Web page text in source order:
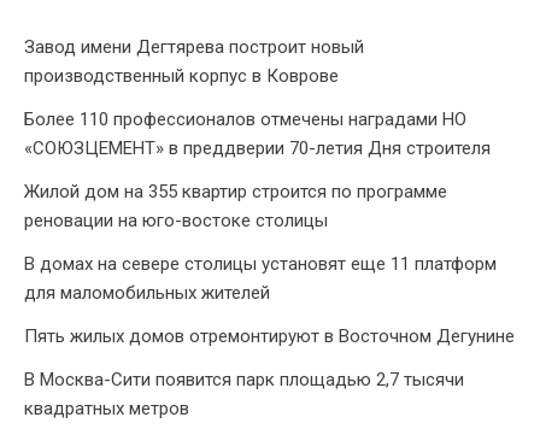
Завод имени Дегтярева построит новый
производственный корпус в Коврове
Более 110 профессионалов отмечены наградами НО
«СОЮЗЦЕМЕНТ» в преддверии 70-летия Дня строителя
Жилой дом на 355 квартир строится по программе
реновации на юго-востоке столицы
В домах на севере столицы установят еще 11 платформ
для маломобильных жителей
Пять жилых домов отремонтируют в Восточном Дегунине
В Москва-Сити появится парк площадью 2,7 тысячи
квадратных метров